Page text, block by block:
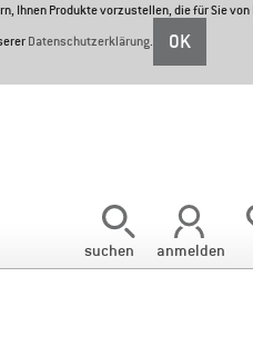
Ihnen Produkte vorzustellen, die für Sie
Datenschutzerklärung. OK
suchen anmelden